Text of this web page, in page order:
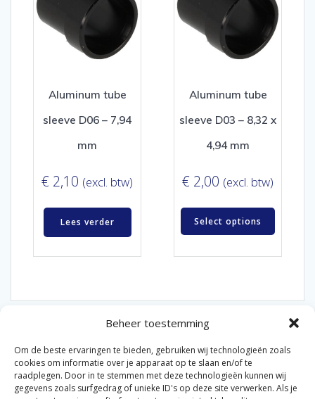
Beheer toestemming
Om de beste ervaringen te bieden, gebruiken wij technologieën zoals
cookies om informatie over je apparaat op te slaan en/of te
raadplegen. Door in te stemmen met deze technologieën kunnen wij
gegevens zoals surfgedrag of unieke ID's op deze site verwerken. Als je
Aluminum tube
sleeve D06 – 7,94
mm
€ 2,10 (excl. btw)
Lees verder
Aluminum tube
sleeve D03 – 8,32 x
4,94 mm
€ 2,00 (excl. btw)
Select options